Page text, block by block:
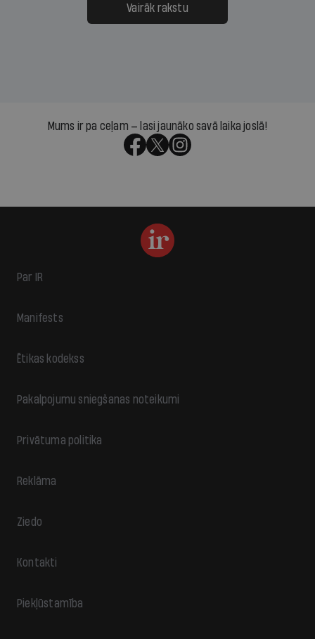
Vairāk rakstu
Mums ir pa ceļam — lasi jaunāko savā laika joslā!
Par IR
Manifests
Ētikas kodekss
Pakalpojumu sniegšanas noteikumi
Privātuma politika
Reklāma
Ziedo
Kontakti
Piekļūstamība